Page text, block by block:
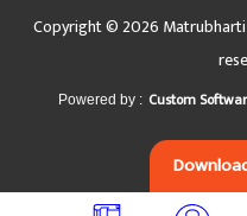
Copyright © 2026 Matrubharti
Powered by : Custom